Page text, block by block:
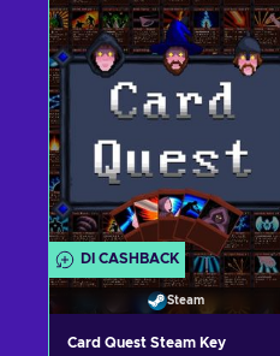
Visualizza offerte
DI CASHBACK
Steam
Card Quest Steam Key